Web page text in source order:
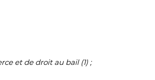
et de droit au bail (1) ;